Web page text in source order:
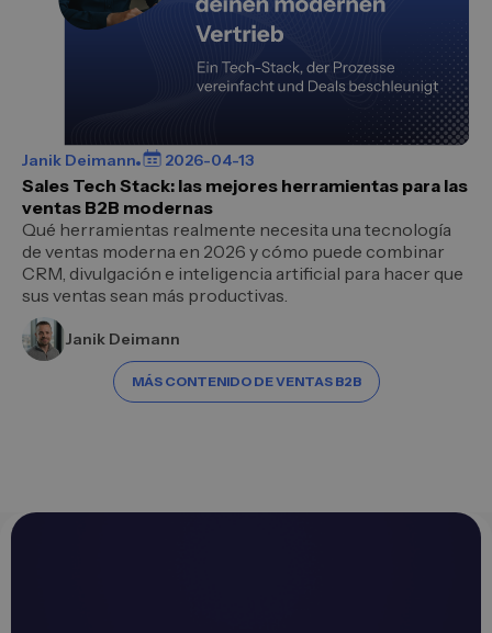
Janik Deimann 2026-04-13
Sales Tech Stack: las mejores herramientas para las
ventas B2B modernas
Qué herramientas realmente necesita una tecnología
de ventas moderna en 2026 y cómo puede combinar
CRM, divulgación e inteligencia artificial para hacer que
sus ventas sean más productivas.
Janik Deimann
MÁS CONTENIDO DE VENTAS B2B